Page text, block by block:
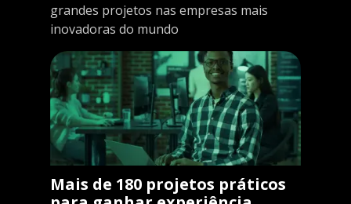
grandes projetos nas empresas mais
inovadoras do mundo
Mais de 180 projetos práticos